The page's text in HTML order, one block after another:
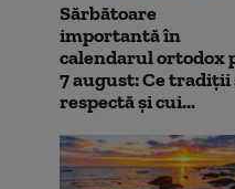
Sărbătoare
importantă în
calendarul ortodox
7 august: Ce tradiții
respectă și cui...